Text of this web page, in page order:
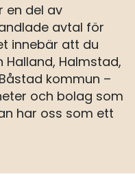
en del av
avtal för
innebär att du
Halmstad,
kommun –
och bolag som
har oss som ett